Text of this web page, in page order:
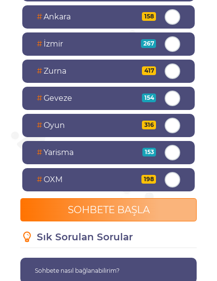
#Ankara 158
# İzmir 267
#Zurna 417
# Geveze 154
# Oyun 316
#Yarisma 153
# OXM 198
SOHBETE BAŞLA
Sık Sorulan Sorular
Sohbete nasıl bağlanabilirim?